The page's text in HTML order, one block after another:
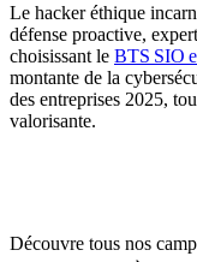
Le hacker éthique
défense proactive,
choisissant le BTS SIO
montante de la
des entreprises 2025,
valorisante.
Découvre tous nos